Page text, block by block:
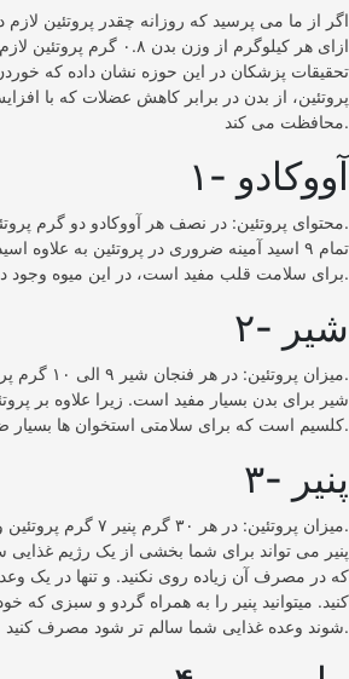
اگر از ما می پرسید که روزانه چقدر پروتئین لازم
ازای هر کیلوگرم از وزن بدن
تحقیقات پزشکان در این حوزه نشان داده که
پروتئین، از بدن در برابر کاهش عضلات که با
محافظت می کند.
۱- آووکادو
محتوای پروتئین: در نصف هر آووکادو دو گرم پروتئین وجود دارد.
برای سلامت قلب مفید است، در این میوه وجود دارد.
۲- شیر
میزان پروتئین: در هر فنجان شیر ۹ الی ۱۰ گرم پروتئین وجود دارد.
شیر برای بدن بسیار مفید است. زیرا علاوه بر
کلسیم است که برای سلامتی استخوان ها بسیار ضروری است.
۳- پنیر
میزان پروتئین: در هر ۳۰ گرم پنیر ۷ گرم پروتئین وجود دارد.
پنیر می تواند برای شما بخشی از یک رژیم غذایی
که در مصرف آن زیاده روی نکنید. و تنها در یک
کنید. میتوانید پنیر را به همراه گردو و سبزی که
شوند وعده غذایی شما سالم تر شود مصرف کنید.